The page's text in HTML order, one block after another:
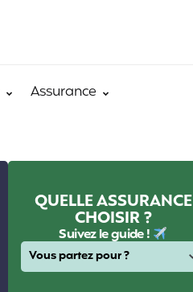
Assurance
QUELLE ASSURANCE
CHOISIR ?
Suivez le guide !